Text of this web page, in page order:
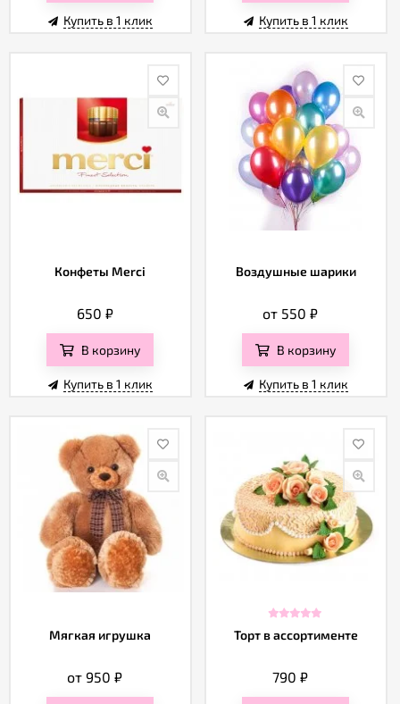
Купить в 1 клик Купить в 1 клик
Конфеты Merci
650 ₽
В корзину
Купить в 1 клик
Воздушные шарики
от 550₽
В корзину
Купить в 1 клик
Мягкая игрушка
от 950₽
Торт в ассортименте
790₽